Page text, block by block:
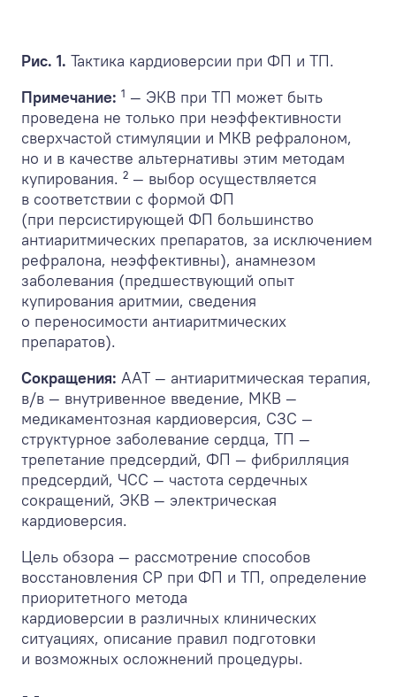
Рис. 1. Тактика кардиоверсии при ФП и ТП.
Примечание: ¹ — ЭКВ при ТП может быть
проведена не только при неэффективности
сверхчастой стимуляции и МКВ рефралоном,
но и в качестве альтернативы этим методам
купирования. ² — выбор осуществляется
в соответствии с формой ФП
(при персистирующей ФП большинство
антиаритмических препаратов, за исключением
рефралона, неэффективны), анамнезом
заболевания (предшествующий опыт
купирования аритмии, сведения
о переносимости антиаритмических
препаратов).
Сокращения: ААТ — антиаритмическая терапия,
в/в — внутривенное введение, МКВ —
медикаментозная кардиоверсия, СЗС —
структурное заболевание сердца, ТП —
трепетание предсердий, ФП — фибрилляция
предсердий, ЧСС — частота сердечных
сокращений, ЭКВ — электрическая
кардиоверсия.
Цель обзора — рассмотрение способов
восстановления СР при ФП и ТП, определение
приоритетного метода
кардиоверсии в различных клинических
ситуациях, описание правил подготовки
и возможных осложнений процедуры.